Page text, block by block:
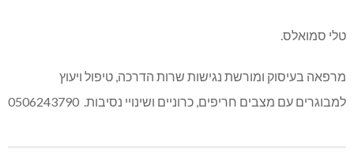
טלי סמואלס.
מרפאה בעיסוק ומורשת נגישות שרות הדרכה, טיפול ויעוץ
למבוגרים עם מצבים חריפים, כרוניים ושינויי נסיבות. 0506243790